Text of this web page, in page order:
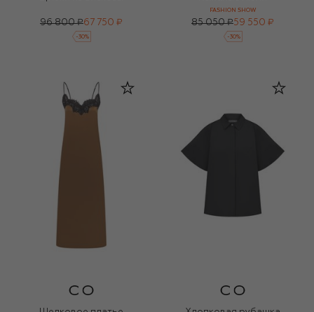
96 800 ₽67 750 ₽
-30%
FASHION SHOW
85 050 ₽59 550 ₽
-30%